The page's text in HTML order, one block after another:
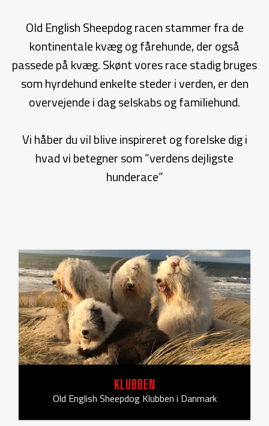
Old English Sheepdog racen stammer fra de
kontinentale kvæg og fårehunde, der også
passede på kvæg. Skønt vores race stadig bruges
som hyrdehund enkelte steder i verden, er den
overvejende i dag selskabs og familiehund.
Vi håber du vil blive inspireret og forelske dig i
hvad vi betegner som ”verdens dejligste
hunderace”
KLUBBEN
Old English Sheepdog Klubben i Danmark